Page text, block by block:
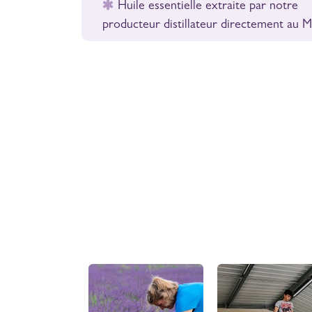
Huile essentielle extraite par notre
producteur distillateur directement au